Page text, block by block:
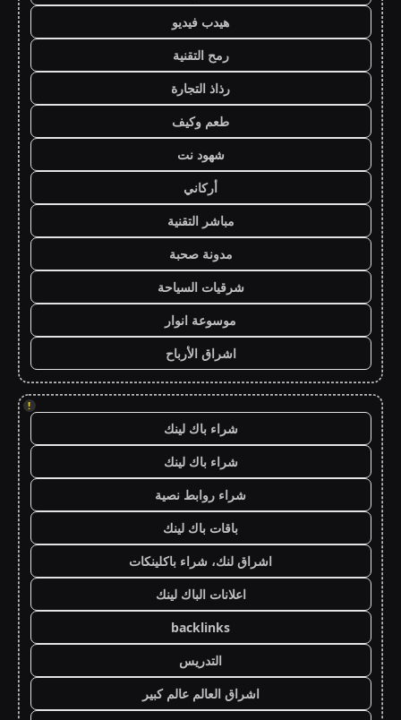
هيدب فيديو
رمح التقنية
رذاذ التجارة
طعم وكيف
شهود نت
أركاني
مباشر التقنية
مدونة صحبة
شرقيات السياحة
موسوعة انوار
اشراق الأرباح
!
شراء باك لينك
شراء باك لينك
شراء روابط نصية
باقات باك لينك
اشراق لنك، شراء باكلينكات
اعلانات الباك لينك
backlinks
التدريس
اشراق العالم عالم كبير